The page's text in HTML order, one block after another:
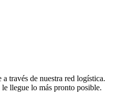
través de nuestra red logística.
llegue lo más pronto posible.